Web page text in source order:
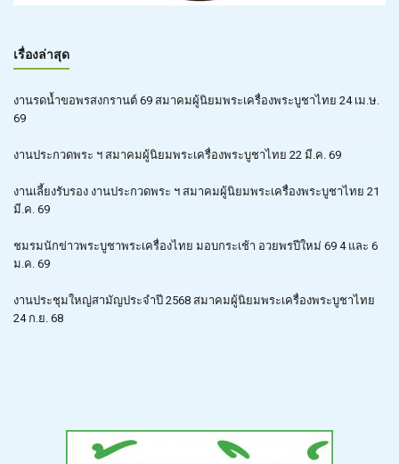
เรื่องล่าสุด
งานรดน้ำขอพรสงกรานต์ 69 สมาคมผู้นิยมพระเครื่องพระบูชาไทย 24 เม.ษ.
69
งานประกวดพระ ฯ สมาคมผู้นิยมพระเครื่องพระบูชาไทย 22 มี.ค. 69
งานเลี้ยงรับรอง งานประกวดพระ ฯ สมาคมผู้นิยมพระเครื่องพระบูชาไทย 21
มี.ค. 69
ชมรมนักข่าวพระบูชาพระเครื่องไทย มอบกระเช้า อวยพรปีใหม่ 69 4 และ 6
ม.ค. 69
งานประชุมใหญ่สามัญประจำปี 2568 สมาคมผู้นิยมพระเครื่องพระบูชาไทย
24 ก.ย. 68